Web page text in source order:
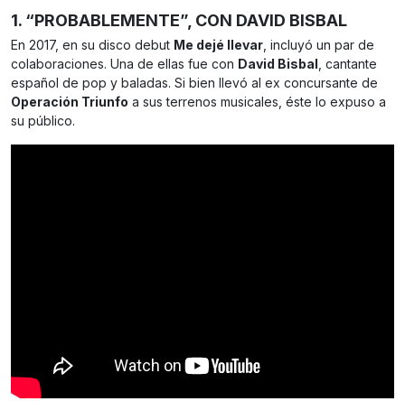
1. “PROBABLEMENTE”, CON DAVID BISBAL
En 2017, en su disco debut Me dejé llevar , incluyó un par de
colaboraciones. Una de ellas fue con David Bisbal , cantante
español de pop y baladas. Si bien llevó al ex concursante de
Operación Triunfo a sus terrenos musicales, éste lo expuso a
su público.